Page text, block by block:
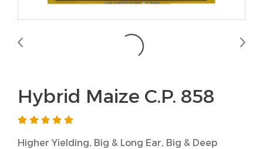
Hybrid Maize C.P. 858
Higher Yielding, Big & Long Ear, Big & Deep